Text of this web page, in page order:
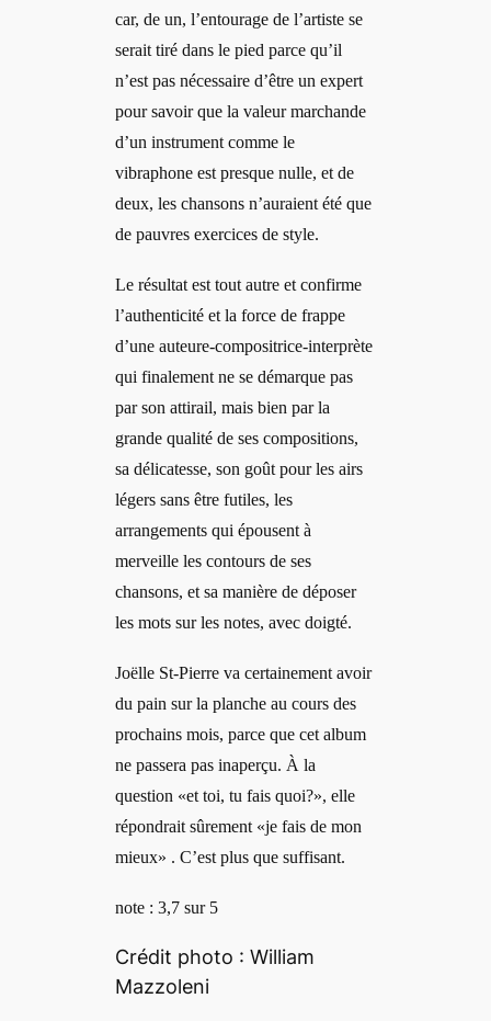
car, de un, l’entourage de l’artiste se
serait tiré dans le pied parce qu’il
n’est pas nécessaire d’être un expert
pour savoir que la valeur marchande
d’un instrument comme le
vibraphone est presque nulle, et de
deux, les chansons n’auraient été que
de pauvres exercices de style.
Le résultat est tout autre et confirme
l’authenticité et la force de frappe
d’une auteure-compositrice-interprète
qui finalement ne se démarque pas
par son attirail, mais bien par la
grande qualité de ses compositions,
sa délicatesse, son goût pour les airs
légers sans être futiles, les
arrangements qui épousent à
merveille les contours de ses
chansons, et sa manière de déposer
les mots sur les notes, avec doigté.
Joëlle St-Pierre va certainement avoir
du pain sur la planche au cours des
prochains mois, parce que cet album
ne passera pas inaperçu. À la
question «et toi, tu fais quoi?», elle
répondrait sûrement «je fais de mon
mieux» . C’est plus que suffisant.
note : 3,7 sur 5
Crédit photo : William
Mazzoleni